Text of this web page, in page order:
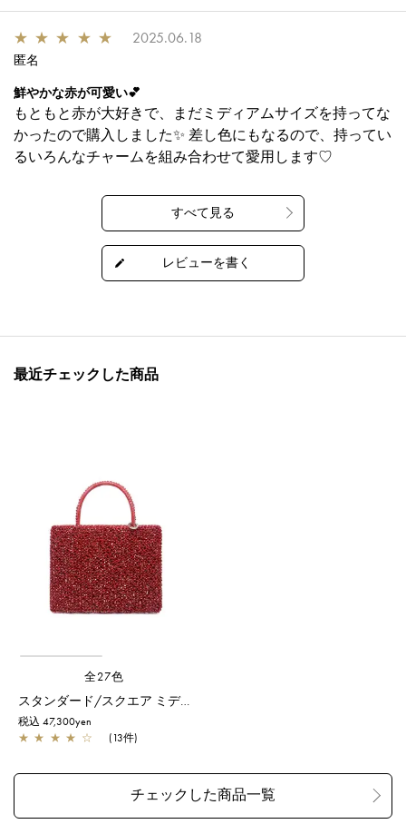
★ ★ ★ ★ ★ 2025.06.18
匿名
鮮やかな赤が可愛い💕
もともと赤が大好きで、まだミディアムサイズを持ってな
かったので購入しました✨ 差し色にもなるので、持ってい
るいろんなチャームを組み合わせて愛用します♡
最近チェックした商品
全27色
スタンダード/スクエア ミディアム(Dリング付き)/エナメルレッド
税込 47,300yen
★ ★ ★ ★ ☆ (13件)